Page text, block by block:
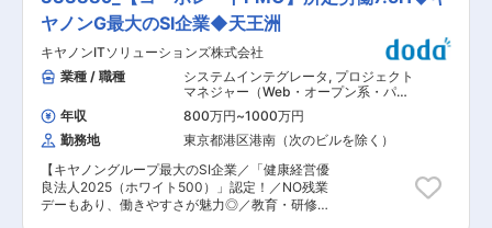
ラットに活躍できる職場環境です。積極的に仕事
に向き合い、推進する力のある従業員には、入社
直後であっても大きな仕事が任されます。「人材
の多様性」を大切にしているので、「こんな仕事
をしてみたい」「こんなやり方でやってみたい」
と自由にモノが言える風土です。 ■業界につい
て： 自動車業界はCASE（コネクテッド・自動運
転・シェアリング・電動化）に代表される新たな
技術・サービスの時代に突入し、Hondaとしても
新たなモビリティサービスの価値創出に向けた取
り組みを加速しています。 Hondaでは2030年ビ
ジョンとして「すべての人に、『生活の可能性が
造や利用実態を深く理解したうえで最適なネット
ワークを提案していくポジションです。 ■職務詳
細 ・企業ネットワーク（社内・社外向け）の企
画〜設計〜構築〜運用 ・データセンター
NW（DC間接続、冗長構成設計等）の設計・構
築・運用 ・事業所LAN／WANの設計・構築・運
用 ・ネットワーク刷新・増強に伴う方式設計、要
件整理、ベンダーコントロール ・運用改善提案、
トラブルシューティング、セキュリティ考慮した
ネットワーク最適化支援 ・プライム案件における
顧客折衝・提案資料作成 ・将来的にはプロジェク
ト計画立案、メンバー育成などPL/PM業務も担当
ヤノンG最大のSI企業◆天王洲
キヤノンITソリューションズ株式会社
業種 / 職種
システムインテグレータ , プロジェクト
マネジャー（Web・オープン系・パッ
ケージ開発） Webサービス・プロジェ
クトマネジャー
年収 800万円~1000万円
勤務地
東京都港区港南（次のビルを除く）
【キヤノングループ最大のSI企業／「健康経営優
良法人2025（ホワイト500）」認定！／NO残業
デーもあり、働きやすさが魅力◎／教育・研修制